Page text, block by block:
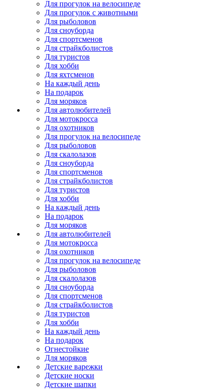
Для прогулок на велосипеде
Для прогулок с животными
Для рыболовов
Для сноуборда
Для спортсменов
Для страйкболистов
Для туристов
Для хобби
Для яхтсменов
На каждый день
На подарок
Для моряков
Для автолюбителей
Для мотокросса
Для охотников
Для прогулок на велосипеде
Для рыболовов
Для скалолазов
Для сноуборда
Для спортсменов
Для страйкболистов
Для туристов
Для хобби
На каждый день
На подарок
Для моряков
Для автолюбителей
Для мотокросса
Для охотников
Для прогулок на велосипеде
Для рыболовов
Для скалолазов
Для сноуборда
Для спортсменов
Для страйкболистов
Для туристов
Для хобби
На каждый день
На подарок
Огнестойкие
Для моряков
Детские варежки
Детские носки
Детские шапки